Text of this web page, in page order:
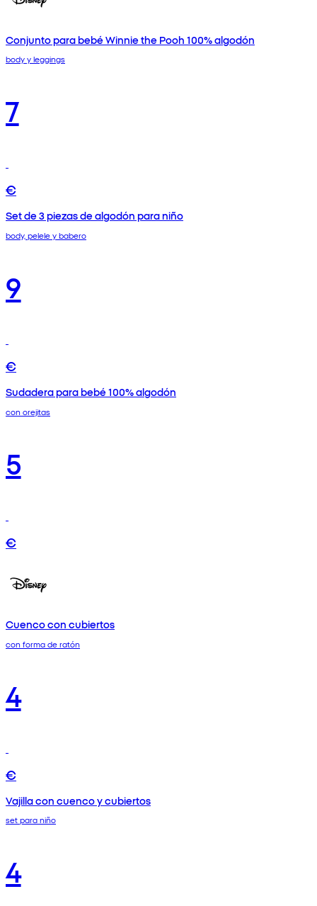
Conjunto para bebé Winnie the Pooh 100% algodón
body y leggings
7
€
Set de 3 piezas de algodón para niño
body, pelele y babero
9
€
Sudadera para bebé 100% algodón
con orejitas
5
€
Cuenco con cubiertos
con forma de ratón
4
€
Vajilla con cuenco y cubiertos
set para niño
4